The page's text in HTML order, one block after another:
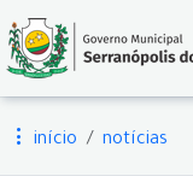
início notícias